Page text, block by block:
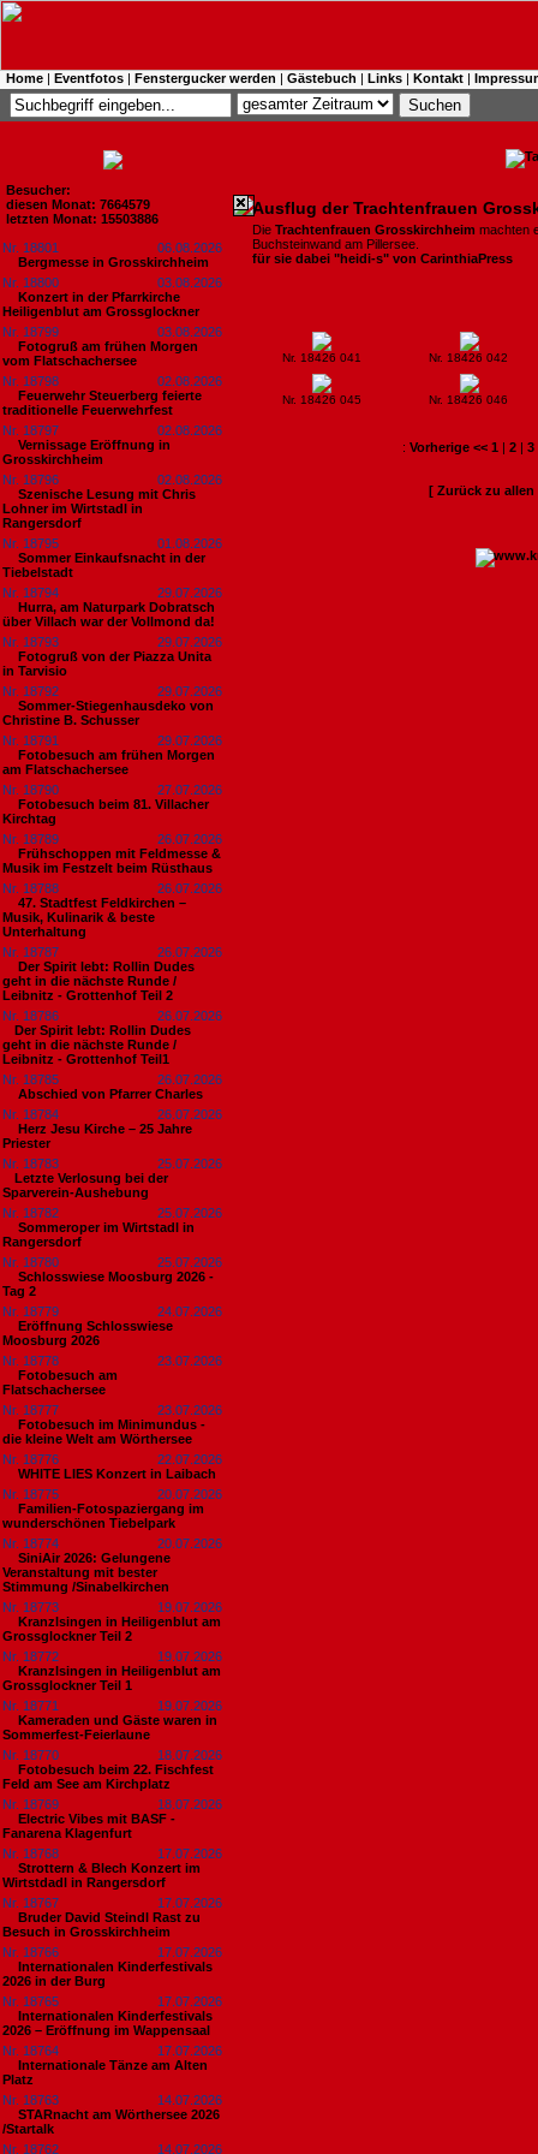
Home | Eventfotos | Fenstergucker werden | Gästebuch | Links | Kontakt |
Besucher:
diesen Monat: 7664579
letzten Monat: 15503886
Nr. 18801
06.08.2026
Bergmesse in Grosskirchheim
Nr. 18800
03.08.2026
Konzert in der Pfarrkirche
Heiligenblut am Grossglockner
Nr. 18799
03.08.2026
Fotogruß am frühen Morgen
vom Flatschachersee
Nr. 18798
02.08.2026
Feuerwehr Steuerberg feierte
traditionelle Feuerwehrfest
Nr. 18797
02.08.2026
Vernissage Eröffnung in
Grosskirchheim
Nr. 18796
02.08.2026
Szenische Lesung mit Chris
Lohner im Wirtstadl in
Rangersdorf
Nr. 18795
01.08.2026
Sommer Einkaufsnacht in der
Tiebelstadt
Nr. 18794
29.07.2026
Hurra, am Naturpark Dobratsch
über Villach war der Vollmond da!
Nr. 18793
29.07.2026
Fotogruß von der Piazza Unita
in Tarvisio
Nr. 18792
29.07.2026
Sommer-Stiegenhausdeko von
Christine B. Schusser
Nr. 18791
29.07.2026
Fotobesuch am frühen Morgen
am Flatschachersee
Nr. 18790
27.07.2026
Fotobesuch beim 81. Villacher
Kirchtag
Nr. 18789
26.07.2026
Frühschoppen mit Feldmesse &
Musik im Festzelt beim Rüsthaus
Nr. 18788
26.07.2026
47. Stadtfest Feldkirchen –
Musik, Kulinarik & beste
Unterhaltung
Nr. 18787
26.07.2026
Der Spirit lebt: Rollin Dudes
geht in die nächste Runde /
Leibnitz - Grottenhof Teil 2
Nr. 18786
26.07.2026
​Der Spirit lebt: Rollin Dudes
geht in die nächste Runde /
Leibnitz - Grottenhof Teil1
Nr. 18785
26.07.2026
Abschied von Pfarrer Charles
Nr. 18784
26.07.2026
Herz Jesu Kirche – 25 Jahre
Priester
Nr. 18783
25.07.2026
​Letzte Verlosung bei der
Sparverein-Aushebung
Nr. 18782
25.07.2026
Sommeroper im Wirtstadl in
Rangersdorf
Nr. 18780
25.07.2026
Schlosswiese Moosburg 2026 -
Tag 2
Nr. 18779
24.07.2026
Eröffnung Schlosswiese
Moosburg 2026
Nr. 18778
23.07.2026
Fotobesuch am
Flatschachersee
Nr. 18777
23.07.2026
Fotobesuch im Minimundus -
die kleine Welt am Wörthersee
Nr. 18776
22.07.2026
WHITE LIES Konzert in Laibach
Nr. 18775
20.07.2026
Familien-Fotospaziergang im
wunderschönen Tiebelpark
Nr. 18774
20.07.2026
SiniAir 2026: Gelungene
Veranstaltung mit bester
Stimmung /Sinabelkirchen
Nr. 18773
19.07.2026
Kranzlsingen in Heiligenblut am
Grossglockner Teil 2
Nr. 18772
19.07.2026
Kranzlsingen in Heiligenblut am
Grossglockner Teil 1
Nr. 18771
19.07.2026
Kameraden und Gäste waren in
Sommerfest-Feierlaune
Nr. 18770
18.07.2026
Fotobesuch beim 22. Fischfest
Feld am See am Kirchplatz
Nr. 18769
18.07.2026
Electric Vibes mit BASF -
Fanarena Klagenfurt
Nr. 18768
17.07.2026
Strottern & Blech Konzert im
Wirtstdadl in Rangersdorf
Nr. 18767
17.07.2026
Bruder David Steindl Rast zu
Besuch in Grosskirchheim
Nr. 18766
17.07.2026
Internationalen Kinderfestivals
2026 in der Burg
Nr. 18765
17.07.2026
Internationalen Kinderfestivals
2026 – Eröffnung im Wappensaal
Nr. 18764
17.07.2026
Internationale Tänze am Alten
Platz
Nr. 18763
14.07.2026
STARnacht am Wörthersee 2026
/Startalk
Nr. 18762
14.07.2026
Ausflug der Trachtenfrauen
Die Trachtenfrauen Grosskirchheim machten
Buchsteinwand am Pillersee.
für sie dabei "heidi-s" von CarinthiaPress
Nr. 18426 041 Nr. 18426 042
Nr. 18426 045 Nr. 18426 046
:Vorherige <<1 |2 |3
[ Zurück zu